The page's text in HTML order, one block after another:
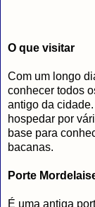
O que visitar
Com um longo
conhecer todos
antigo da
hospedar por
base para
bacanas.
Porte
É uma antiga